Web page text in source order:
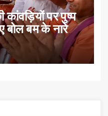
कांवड़ियों पर पुष्प
बोल बम के नारे